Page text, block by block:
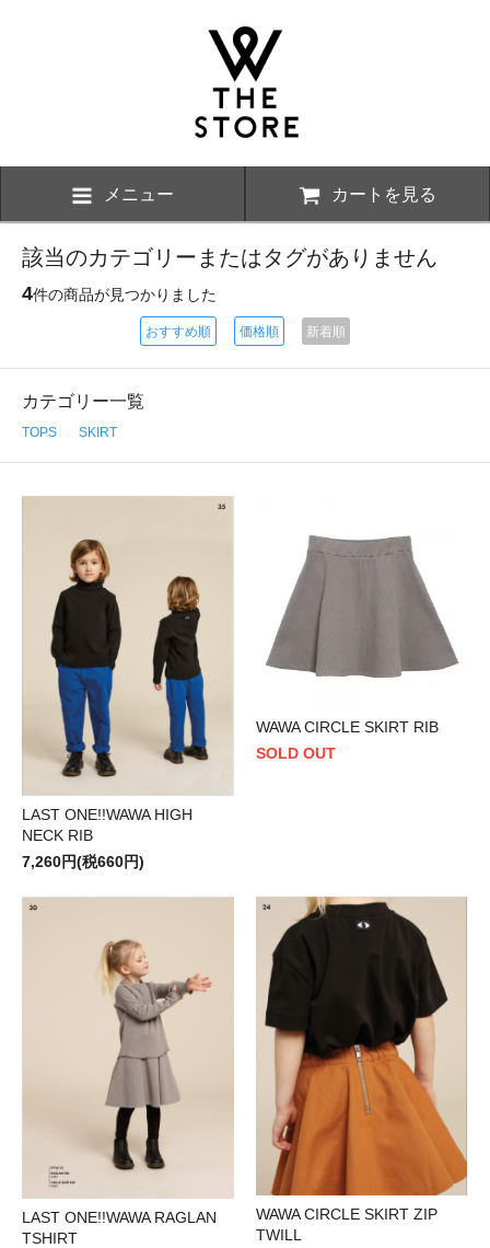
メニュー カートを見る
該当のカテゴリーまたはタグがありません
4件の商品が見つかりました
おすすめ順 価格順 新着順
カテゴリー一覧
TOPS SKIRT
LAST ONE!!WAWA HIGH
NECK RIB
7,260円(税660円)
WAWA CIRCLE SKIRT RIB
SOLD OUT
LAST ONE!!WAWA RAGLAN
TSHIRT
WAWA CIRCLE SKIRT ZIP
TWILL